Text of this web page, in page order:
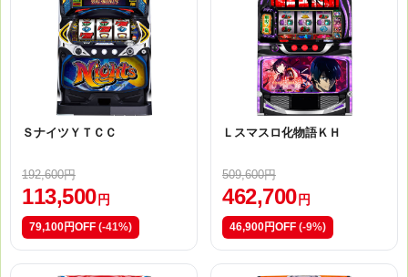
ＳナイツＹＴＣＣ
192,600円
113,500 円
79,100円OFF (-41%)
Ｌスマスロ化物語ＫＨ
509,600円
462,700 円
46,900円OFF (-9%)